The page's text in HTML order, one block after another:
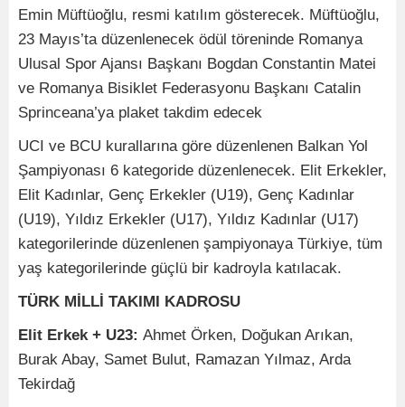
Emin Müftüoğlu, resmi katılım gösterecek. Müftüoğlu,
23 Mayıs’ta düzenlenecek ödül töreninde Romanya
Ulusal Spor Ajansı Başkanı Bogdan Constantin Matei
ve Romanya Bisiklet Federasyonu Başkanı Catalin
Sprinceana’ya plaket takdim edecek
UCI ve BCU kurallarına göre düzenlenen Balkan Yol
Şampiyonası 6 kategoride düzenlenecek. Elit Erkekler,
Elit Kadınlar, Genç Erkekler (U19), Genç Kadınlar
(U19), Yıldız Erkekler (U17), Yıldız Kadınlar (U17)
kategorilerinde düzenlenen şampiyonaya Türkiye, tüm
yaş kategorilerinde güçlü bir kadroyla katılacak.
TÜRK MİLLİ TAKIMI KADROSU
Elit Erkek + U23: Ahmet Örken, Doğukan Arıkan,
Burak Abay, Samet Bulut, Ramazan Yılmaz, Arda
Tekirdağ